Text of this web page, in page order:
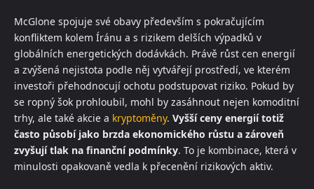
McGlone spojuje své obavy především s pokračujícím
konfliktem kolem Íránu a s rizikem delších výpadků v
globálních energetických dodávkách. Právě růst cen energií
a zvýšená nejistota podle něj vytvářejí prostředí, ve kterém
investoři přehodnocují ochotu podstupovat riziko. Pokud by
se ropný šok prohloubil, mohl by zasáhnout nejen komoditní
trhy, ale také akcie a kryptoměny. Vyšší ceny energií totiž
často působí jako brzda ekonomického růstu a zároveň
zvyšují tlak na finanční podmínky. To je kombinace, která v
minulosti opakovaně vedla k přecenění rizikových aktiv.